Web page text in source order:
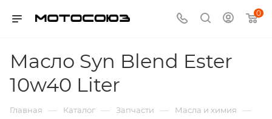
0
Масло Syn Blend Ester
10w40 Liter
Главная — Каталог — Запчасти — Масла и химия —